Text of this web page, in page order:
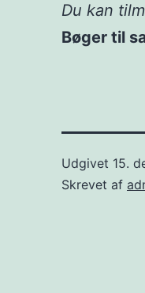
Du kan
Bøger til
Udgivet 15.
Skrevet af